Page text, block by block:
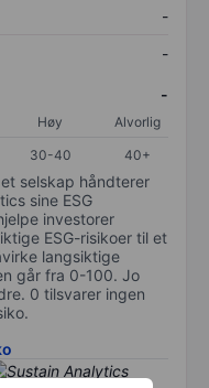
-
-
-
Høy
Alvorlig
30-40 40+
selskap håndterer
sine ESG
investorer
ESG-risikoer til et
langsiktige
går fra 0-100. Jo
0 tilsvarer ingen